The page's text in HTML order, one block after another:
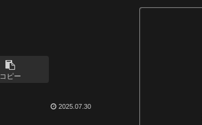
コピー
2025.07.30